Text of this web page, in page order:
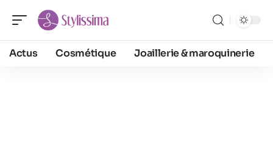
Actus Cosmétique Joaillerie & maroquinerie